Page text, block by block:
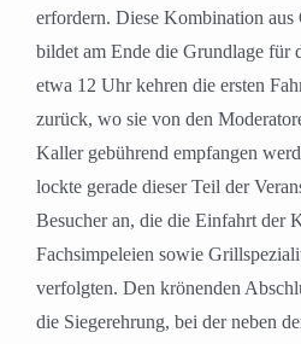
erfordern. Diese Kombination aus
bildet am Ende die Grundlage für
etwa 12 Uhr kehren die ersten
zurück, wo sie von den
Kaller gebührend empfangen
lockte gerade dieser Teil der
Besucher an, die die Einfahrt der
Fachsimpeleien sowie
verfolgten. Den krönenden
die Siegerehrung, bei der neben